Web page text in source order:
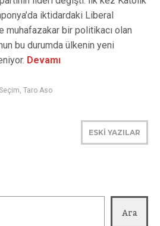
iktidardaki Liberal
muhafazakar bir politikacı olan
bu durumda ülkenin yeni
Devamı
Taro Aso
ESKİ YAZILAR
Ara